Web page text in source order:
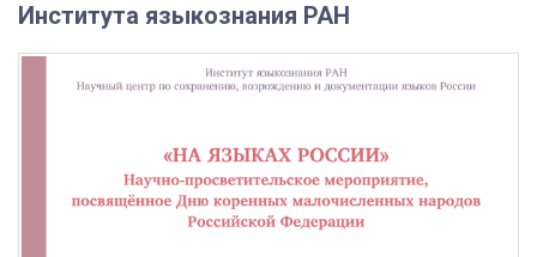
Института языкознания РАН